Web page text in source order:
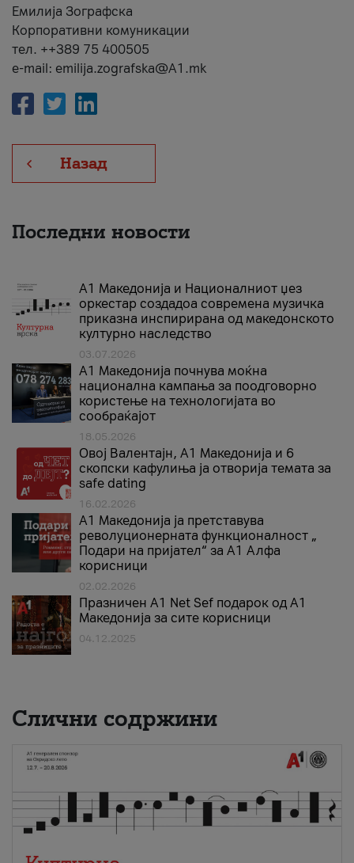
Емилија Зографска
Корпоративни комуникации
тел. ++389 75 400505
e-mail: emilija.zografska@A1.mk
Назад
Последни новости
А1 Македонија и Националниот џез
оркестар создадоа современа музичка
приказна инспирирана од македонското
културно наследство
03.07.2026
A1 Македонија почнува моќна
национална кампања за поодговорно
користење на технологијата во
сообраќајот
18.05.2026
Овој Валентајн, A1 Македонија и 6
скопски кафулиња ја отворија темата за
safe dating
16.02.2026
А1 Македонија ја претставува
револуционерната функционалност „
Подари на пријател“ за А1 Алфа
корисници
02.02.2026
Празничен A1 Net Sеf подарок од А1
Македонија за сите корисници
04.12.2025
Слични содржини